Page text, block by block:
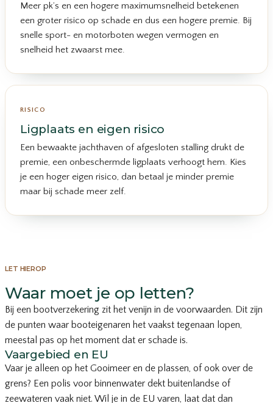
Meer pk’s en een hogere maximumsnelheid betekenen
een groter risico op schade en dus een hogere premie. Bij
snelle sport- en motorboten wegen vermogen en
snelheid het zwaarst mee.
RISICO
Ligplaats en eigen risico
Een bewaakte jachthaven of afgesloten stalling drukt de
premie, een onbeschermde ligplaats verhoogt hem. Kies
je een hoger eigen risico, dan betaal je minder premie
maar bij schade meer zelf.
LET HIEROP
Waar moet je op letten?
Bij een bootverzekering zit het venijn in de voorwaarden. Dit zijn
de punten waar booteigenaren het vaakst tegenaan lopen,
meestal pas op het moment dat er schade is.
Vaargebied en EU
Vaar je alleen op het Gooimeer en de plassen, of ook over de
grens? Een polis voor binnenwater dekt buitenlandse of
zeewateren vaak niet. Wil je in de EU varen, laat dat dan